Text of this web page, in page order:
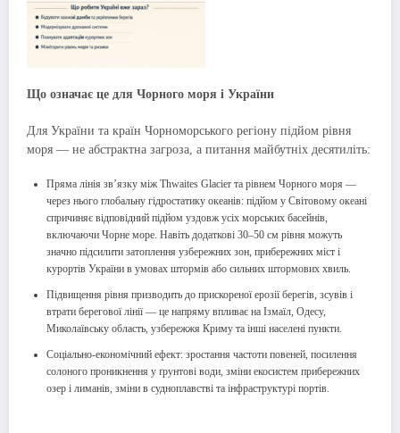
Що означає це для Чорного моря і України
Для України та країн Чорноморського регіону підйом рівня
моря — не абстрактна загроза, а питання майбутніх десятиліть:
Пряма лінія зв’язку між Thwaites Glacier та рівнем Чорного моря —
через нього глобальну гідростатику океанів: підйом у Світовому океані
спричиняє відповідний підйом уздовж усіх морських басейнів,
включаючи Чорне море. Навіть додаткові 30–50 см рівня можуть
значно підсилити затоплення узбережних зон, прибережних міст і
курортів України в умовах штормів або сильних штормових хвиль.
Підвищення рівня призводить до прискореної ерозії берегів, зсувів і
втрати берегової лінії — це напряму впливає на Ізмаїл, Одесу,
Миколаївську область, узбережжя Криму та інші населені пункти.
Соціально-економічний ефект: зростання частоти повеней, посилення
солоного проникнення у ґрунтові води, зміни екосистем прибережних
озер і лиманів, зміни в судноплавстві та інфраструктурі портів.